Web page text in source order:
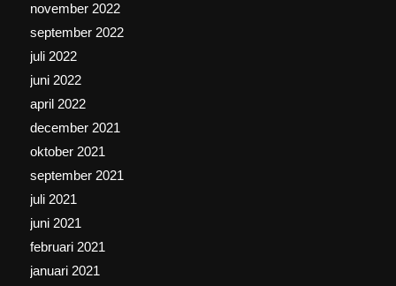
november 2022
september 2022
juli 2022
juni 2022
april 2022
december 2021
oktober 2021
september 2021
juli 2021
juni 2021
februari 2021
januari 2021